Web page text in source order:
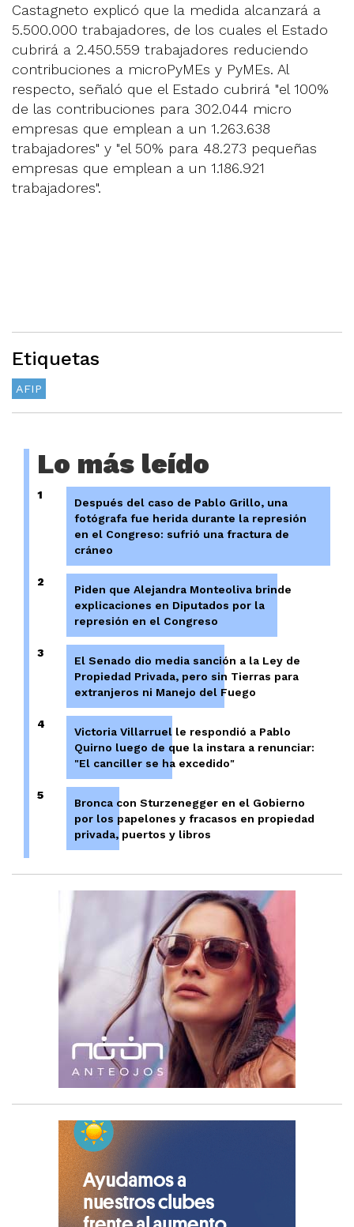
Castagneto explicó que la medida alcanzará a
5.500.000 trabajadores, de los cuales el Estado
cubrirá a 2.450.559 trabajadores reduciendo
contribuciones a microPyMEs y PyMEs. Al
respecto, señaló que el Estado cubrirá "el 100%
de las contribuciones para 302.044 micro
empresas que emplean a un 1.263.638
trabajadores" y "el 50% para 48.273 pequeñas
empresas que emplean a un 1.186.921
trabajadores".
Etiquetas
AFIP
Lo más leído
1
Después del caso de Pablo Grillo, una
fotógrafa fue herida durante la represión
en el Congreso: sufrió una fractura de
cráneo
2
Piden que Alejandra Monteoliva brinde
explicaciones en Diputados por la
represión en el Congreso
3
El Senado dio media sanción a la Ley de
Propiedad Privada, pero sin Tierras para
extranjeros ni Manejo del Fuego
4
Victoria Villarruel le respondió a Pablo
Quirno luego de que la instara a renunciar:
"El canciller se ha excedido"
5
Bronca con Sturzenegger en el Gobierno
por los papelones y fracasos en propiedad
privada, puertos y libros